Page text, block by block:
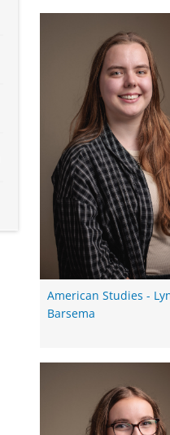
American Studies -
Barsema